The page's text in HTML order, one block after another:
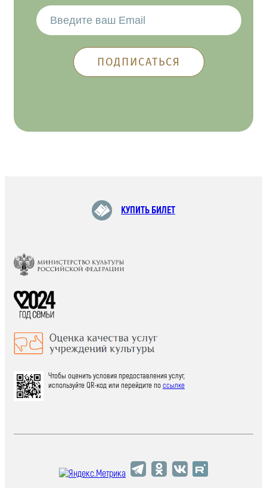
КУПИТЬ БИЛЕТ
Чтобы оценить условия предоставления услуг,
используйте QR-код или перейдите поссылке